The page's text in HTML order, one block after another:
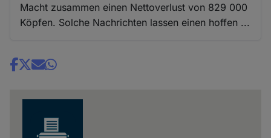
Macht zusammen einen Nettoverlust von 829 000
Köpfen. Solche Nachrichten lassen einen hoffen ...
Share